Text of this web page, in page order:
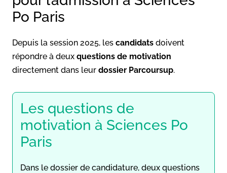
Po Paris
Depuis la session 2025, les candidats doivent
répondre à deux questions de motivation
directement dans leur dossier Parcoursup.
Les questions de
motivation à Sciences Po
Paris
Dans le dossier de candidature, deux questions